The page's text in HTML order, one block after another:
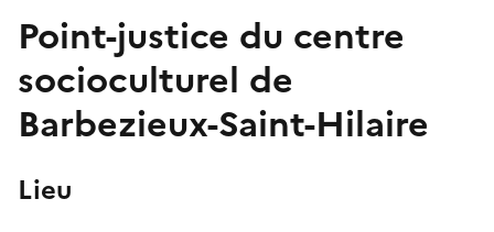
Point-justice du centre
socioculturel de
Barbezieux-Saint-Hilaire
Lieu